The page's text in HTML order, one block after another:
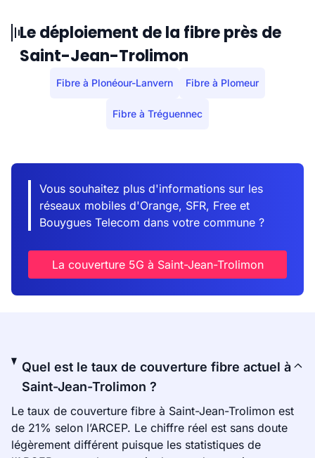
Le déploiement de la fibre près de
Saint-Jean-Trolimon
Fibre à Plonéour-Lanvern Fibre à Plomeur
Fibre à Tréguennec
Vous souhaitez plus d'informations sur les
réseaux mobiles d'Orange, SFR, Free et
Bouygues Telecom dans votre commune ?
La couverture 5G à Saint-Jean-Trolimon
Quel est le taux de couverture fibre actuel à
Saint-Jean-Trolimon ?
Le taux de couverture fibre à Saint-Jean-Trolimon est
de 21% selon l’ARCEP. Le chiffre réel est sans doute
légèrement différent puisque les statistiques de